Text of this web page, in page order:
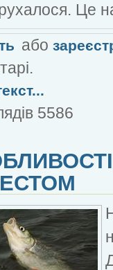
Це
або
5586